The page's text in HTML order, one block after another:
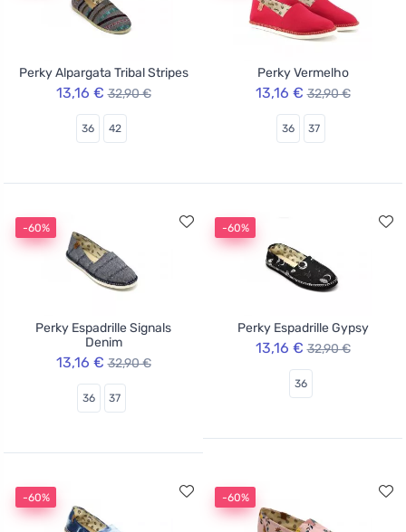
Perky Alpargata Tribal Stripes
13,16 € 32,90 €
36 42
Perky Vermelho
13,16 € 32,90 €
36 37
-60%
Perky Espadrille Signals
Denim
13,16 € 32,90 €
36 37
-60%
Perky Espadrille Gypsy
13,16 € 32,90 €
36
-60% -60%